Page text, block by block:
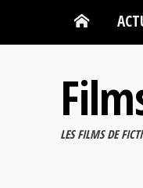
LES FILMS DE